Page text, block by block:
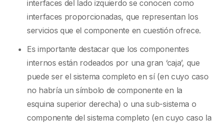
interfaces del lado izquierdo se conocen como
interfaces proporcionadas, que representan los
servicios que el componente en cuestión ofrece.
Es importante destacar que los componentes
internos están rodeados por una gran ‘caja’, que
puede ser el sistema completo en sí (en cuyo caso
no habría un símbolo de componente en la
esquina superior derecha) o una sub-sistema o
componente del sistema completo (en cuyo caso la